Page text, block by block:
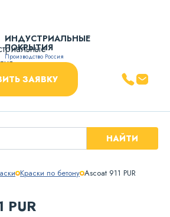
ИНДУСТРИАЛЬНЫЕ
ПОКРЫТИЯ
Производство Россия
ЗАЯВКУ
НАЙТИ
Краски по бетону Ascoat 911 PUR
PUR